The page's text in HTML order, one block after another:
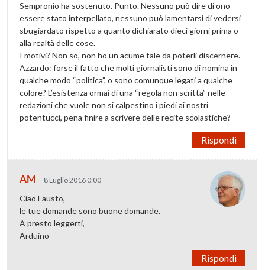
Sempronio ha sostenuto. Punto. Nessuno può dire di ono
essere stato interpellato, nessuno può lamentarsi di vedersi
sbugiardato rispetto a quanto dichiarato dieci giorni prima o
alla realtà delle cose.
I motivi? Non so, non ho un acume tale da poterli discernere.
Azzardo: forse il fatto che molti giornalisti sono di nomina in
qualche modo “politica”, o sono comunque legati a qualche
colore? L’esistenza ormai di una “regola non scritta” nelle
redazioni che vuole non si calpestino i piedi ai nostri
potentucci, pena finire a scrivere delle recite scolastiche?
Rispondi
AM 8 Luglio 2016 0:00
Ciao Fausto,
le tue domande sono buone domande.
A presto leggerti,
Arduino
Rispondi